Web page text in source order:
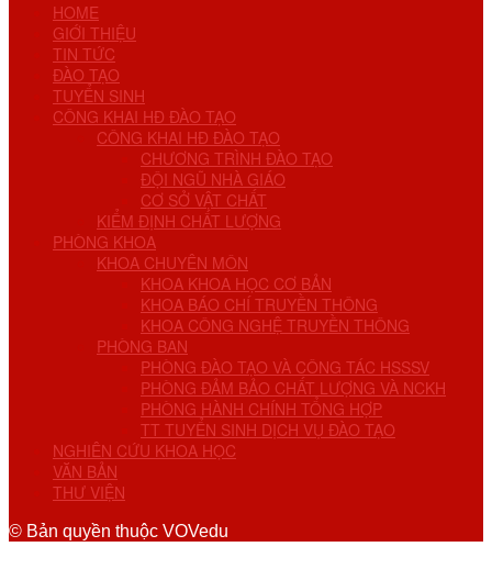
HOME
GIỚI THIỆU
TIN TỨC
ĐÀO TẠO
TUYỂN SINH
CÔNG KHAI HĐ ĐÀO TẠO
CÔNG KHAI HĐ ĐÀO TẠO
CHƯƠNG TRÌNH ĐÀO TẠO
ĐỘI NGŨ NHÀ GIÁO
CƠ SỞ VẬT CHẤT
KIỂM ĐỊNH CHẤT LƯỢNG
PHÒNG KHOA
KHOA CHUYÊN MÔN
KHOA KHOA HỌC CƠ BẢN
KHOA BÁO CHÍ TRUYỀN THÔNG
KHOA CÔNG NGHỆ TRUYỀN THÔNG
PHÒNG BAN
PHÒNG ĐÀO TẠO VÀ CÔNG TÁC HSSSV
PHÒNG ĐẢM BẢO CHẤT LƯỢNG VÀ NCKH
PHÒNG HÀNH CHÍNH TỔNG HỢP
TT TUYỂN SINH DỊCH VỤ ĐÀO TẠO
NGHIÊN CỨU KHOA HỌC
VĂN BẢN
THƯ VIỆN
© Bản quyền thuộc VOVedu